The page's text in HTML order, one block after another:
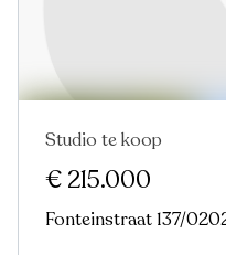
Nieuw
Studio te koop
€ 215.000
Fonteinstraat 137/